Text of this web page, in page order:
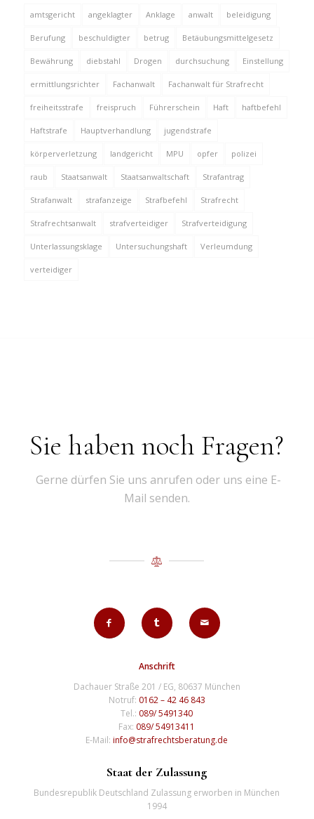
amtsgericht angeklagter Anklage anwalt beleidigung
Berufung beschuldigter betrug Betäubungsmittelgesetz
Bewährung diebstahl Drogen durchsuchung Einstellung
ermittlungsrichter Fachanwalt Fachanwalt für Strafrecht
freiheitsstrafe freispruch Führerschein Haft haftbefehl
Haftstrafe Hauptverhandlung jugendstrafe
körperverletzung landgericht MPU opfer polizei
raub Staatsanwalt Staatsanwaltschaft Strafantrag
Strafanwalt strafanzeige Strafbefehl Strafrecht
Strafrechtsanwalt strafverteidiger Strafverteidigung
Unterlassungsklage Untersuchungshaft Verleumdung
verteidiger
Sie haben noch Fragen?
Gerne dürfen Sie uns anrufen oder uns eine E-
Mail senden.
Anschrift
Dachauer Straße 201 / EG, 80637 München
Notruf: 0162 – 42 46 843
Tel.: 089/ 5491340
Fax: 089/ 54913411
E-Mail:info@strafrechtsberatung.de
Staat der Zulassung
Bundesrepublik Deutschland Zulassung erworben in München
1994